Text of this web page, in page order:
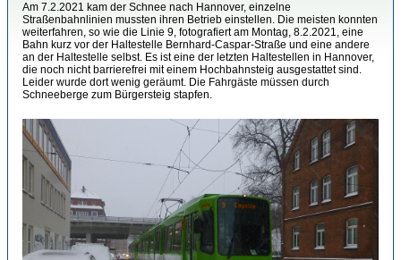
Am 7.2.2021 kam der Schnee nach Hannover, einzelne
Straßenbahnlinien mussten ihren Betrieb einstellen. Die meisten konnten
weiterfahren, so wie die Linie 9, fotografiert am Montag, 8.2.2021, eine
Bahn kurz vor der Haltestelle Bernhard-Caspar-Straße und eine andere
an der Haltestelle selbst. Es ist eine der letzten Haltestellen in Hannover,
die noch nicht barrierefrei mit einem Hochbahnsteig ausgestattet sind.
Leider wurde dort wenig geräumt. Die Fahrgäste müssen durch
Schneeberge zum Bürgersteig stapfen.